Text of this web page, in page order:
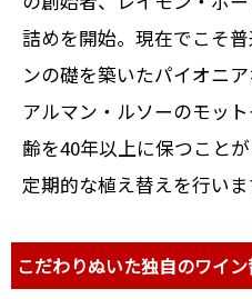
詰めを開始。現在でこそ
ンの礎を築いたパイオニア
アルマン・ルソーのモッ
齢を40年以上に保つこと
定期的な植え替えを行いま
こだわりぬいた独自のワイ